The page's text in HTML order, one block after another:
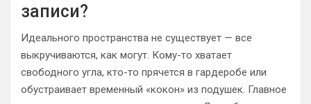
записи?
Идеального пространства не существует — все
выкручиваются, как могут. Кому-то хватает
свободного угла, кто-то прячется в гардеробе или
обустраивает временный «кокон» из подушек. Главное